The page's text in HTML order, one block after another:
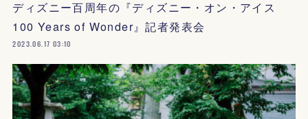
ディズニー百周年の『ディズニー・オン・アイス
100 Years of Wonder』記者発表会
2023.06.17 03:10